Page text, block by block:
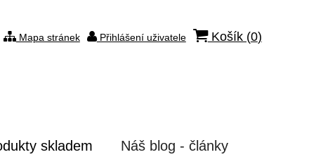
Mapa stránek Přihlášení uživatele Košík (0)
skladem Náš blog - články